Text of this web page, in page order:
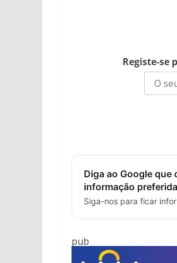
Registe-se
Diga ao Google
informação
Siga-nos para ficar
pub